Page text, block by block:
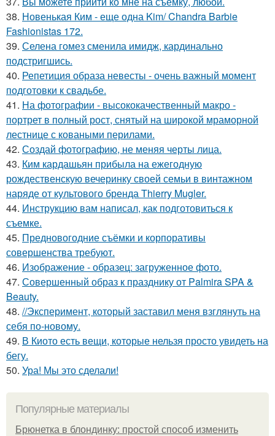
38. Новенькая Ким - еще одна Kim/ Chandra Barbie
Fashionistas 172.
39. Селена гомез сменила имидж, кардинально
подстригшись.
40. Репетиция образа невесты - очень важный момент
подготовки к свадьбе.
41. На фотографии - высококачественный макро -
портрет в полный рост, снятый на широкой мраморной
лестнице с коваными перилами.
42. Создай фотографию, не меняя черты лица.
43. Ким кардашьян прибыла на ежегодную
рождественскую вечеринку своей семьи в винтажном
наряде от культового бренда Thierry Mugler.
44. Инструкцию вам написал, как подготовиться к
съемке.
45. Предновогодние съёмки и корпоративы
совершенства требуют.
46. Изображение - образец: загруженное фото.
47. Совершенный образ к празднику от Palmira SPA &
Beauty.
48. //Эксперимент, который заставил меня взглянуть на
себя по-новому.
49. В Киото есть вещи, которые нельзя просто увидеть на
бегу.
50. Ура! Мы это сделали!
Популярные материалы
Брюнетка в блондинку: простой способ изменить